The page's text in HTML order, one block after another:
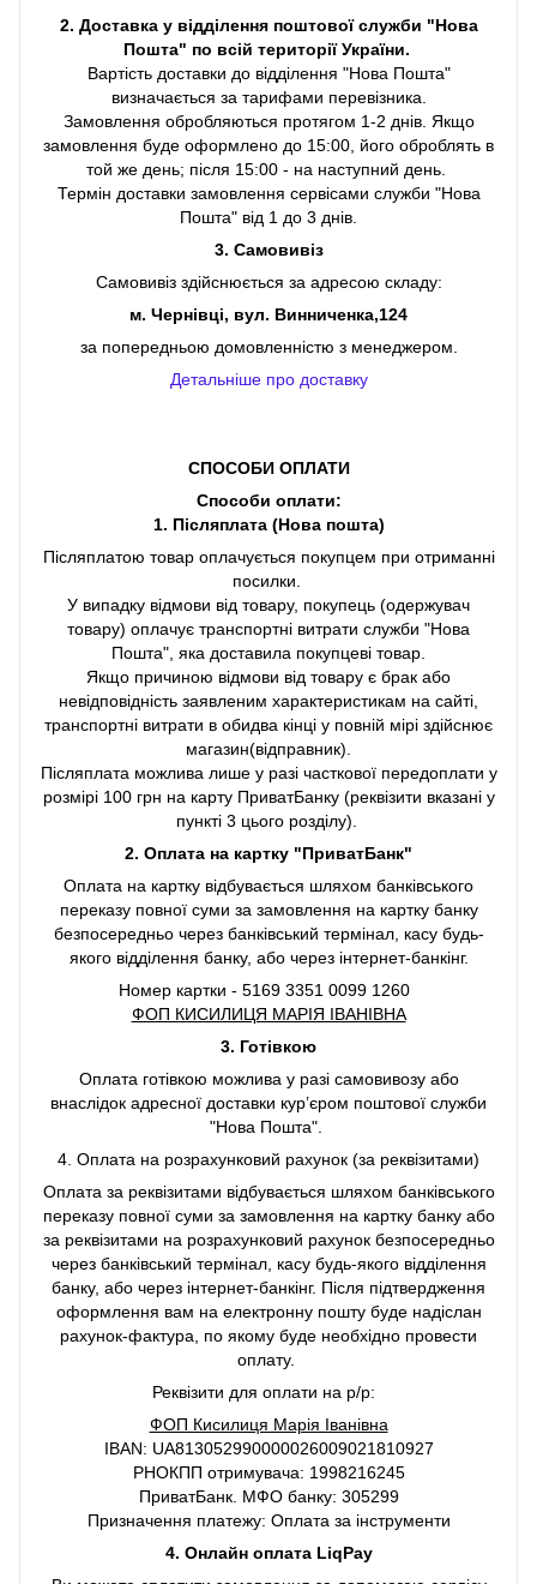
2. Доставка у відділення поштової служби "Нова
Пошта" по всій території України.
Вартість доставки до відділення "Нова Пошта"
визначається за тарифами перевізника.
Замовлення обробляються протягом 1-2 днів. Якщо
замовлення буде оформлено до 15:00, його оброблять в
той же день; після 15:00 - на наступний день.
Термін доставки замовлення сервісами служби "Нова
Пошта" від 1 до 3 днів.
3. Самовивіз
Самовивіз здійснюється за адресою складу:
м. Чернівці, вул. Винниченка,124
за попередньою домовленністю з менеджером.
Детальніше про доставку
СПОСОБИ ОПЛАТИ
Способи оплати:
1. Післяплата (Нова пошта)
Післяплатою товар оплачується покупцем при отриманні
посилки.
У випадку відмови від товару, покупець (одержувач
товару) оплачує транспортні витрати служби "Нова
Пошта", яка доставила покупцеві товар.
Якщо причиною відмови від товару є брак або
невідповідність заявленим характеристикам на сайті,
транспортні витрати в обидва кінці у повній мірі здійснює
магазин(відправник).
Післяплата можлива лише у разі часткової передоплати у
розмірі 100 грн на карту ПриватБанку (реквізити вказані у
пункті 3 цього розділу).
2. Оплата на картку "ПриватБанк"
Оплата на картку відбувається шляхом банківського
переказу повної суми за замовлення на картку банку
безпосередньо через банківський термінал, касу будь-
якого відділення банку, або через інтернет-банкінг.
Номер картки - 5169 3351 0099 1260
ФОП КИСИЛИЦЯ МАРІЯ ІВАНІВНА
3. Готівкою
Оплата готівкою можлива у разі самовивозу або
внаслідок адресної доставки курʼєром поштової служби
"Нова Пошта".
4. Оплата на розрахунковий рахунок (за реквізитами)
Оплата за реквізитами відбувається шляхом банківського
переказу повної суми за замовлення на картку банку або
за реквізитами на розрахунковий рахунок безпосередньо
через банківський термінал, касу будь-якого відділення
банку, або через інтернет-банкінг. Після підтвердження
оформлення вам на електронну пошту буде надіслан
рахунок-фактура, по якому буде необхідно провести
оплату.
Реквізити для оплати на р/р:
ФОП Кисилиця Марія Іванівна
IBAN: UA813052990000026009021810927
РНОКПП отримувача: 1998216245
ПриватБанк. МФО банку: 305299
Призначення платежу: Оплата за інструменти
4. Онлайн оплата LiqPay